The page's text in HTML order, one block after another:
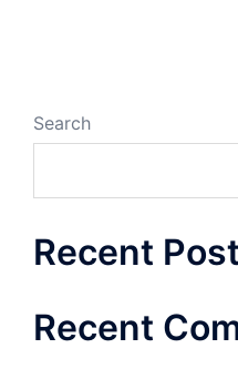
Search
Recent
Recent